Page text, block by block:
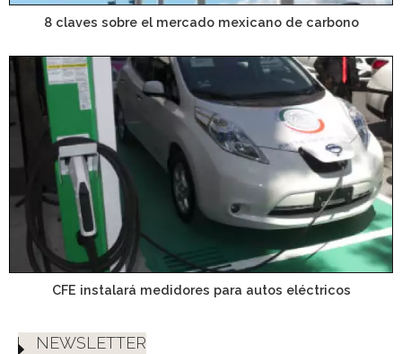
8 claves sobre el mercado mexicano de carbono
CFE instalará medidores para autos eléctricos
NEWSLETTER